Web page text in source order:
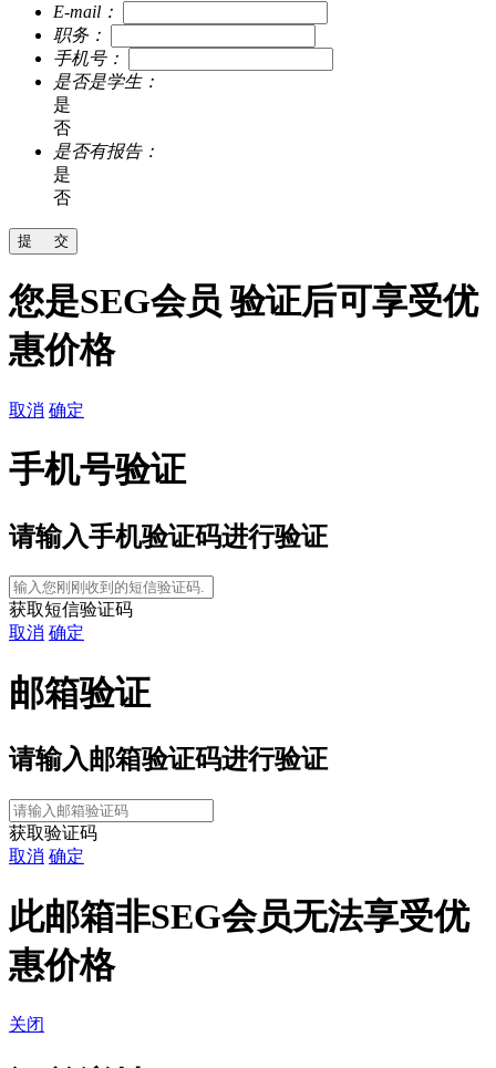
E-mail：
职务：
手机号：
是否是学生：
是
否
是否有报告：
是
否
您是SEG会员 验证后可享受优
惠价格
取消 确定
手机号验证
请输入手机验证码进行验证
获取短信验证码
取消 确定
邮箱验证
请输入邮箱验证码进行验证
获取验证码
取消 确定
此邮箱非SEG会员无法享受优
惠价格
关闭